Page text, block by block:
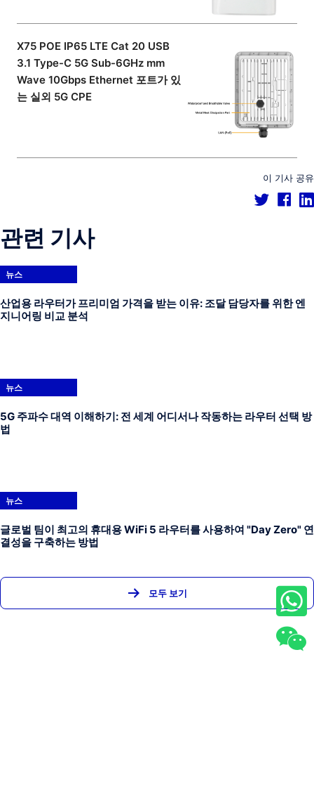
X75 POE IP65 LTE Cat 20 USB
3.1 Type-C 5G Sub-6GHz mm
Wave 10Gbps Ethernet 포트가 있
는 실외 5G CPE
이 기사 공유
관련 기사
뉴스
산업용 라우터가 프리미엄 가격을 받는 이유: 조달 담당자를 위한 엔
지니어링 비교 분석
뉴스
5G 주파수 대역 이해하기: 전 세계 어디서나 작동하는 라우터 선택 방
법
뉴스
글로벌 팀이 최고의 휴대용 WiFi 5 라우터를 사용하여 "Day Zero" 연
결성을 구축하는 방법
모두 보기